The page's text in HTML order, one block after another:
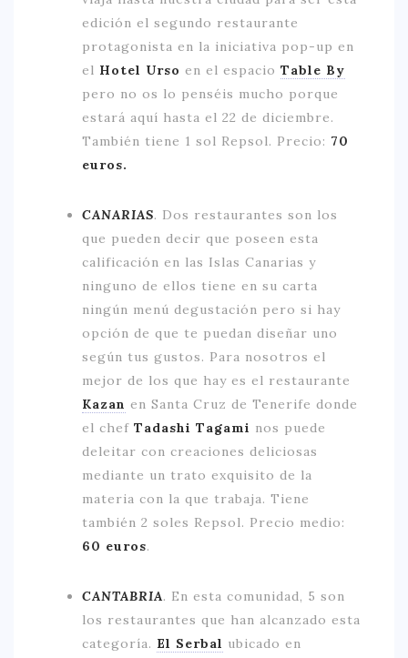
edición el segundo restaurante
protagonista en la iniciativa pop-up en
el Hotel Urso en el espacio Table By
pero no os lo penséis mucho porque
estará aquí hasta el 22 de diciembre.
También tiene 1 sol Repsol. Precio: 70
euros.
CANARIAS. Dos restaurantes son los
que pueden decir que poseen esta
calificación en las Islas Canarias y
ninguno de ellos tiene en su carta
ningún menú degustación pero si hay
opción de que te puedan diseñar uno
según tus gustos. Para nosotros el
mejor de los que hay es el restaurante
Kazan en Santa Cruz de Tenerife donde
el chef Tadashi Tagami nos puede
deleitar con creaciones deliciosas
mediante un trato exquisito de la
materia con la que trabaja. Tiene
también 2 soles Repsol. Precio medio:
60 euros.
CANTABRIA. En esta comunidad, 5 son
los restaurantes que han alcanzado esta
categoría. El Serbal ubicado en